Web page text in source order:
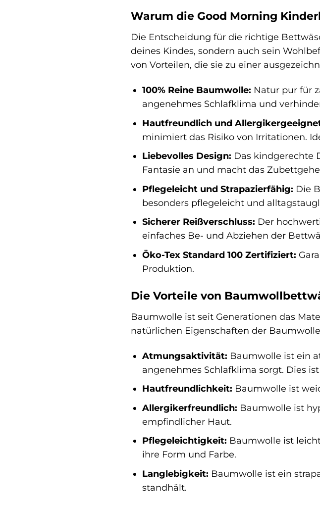
Warum die Good Morning
Die Entscheidung für die richtige
deines Kindes, sondern auch sein
von Vorteilen, die sie zu einer
100% Reine Baumwolle: Natur pur für
angenehmes Schlafklima und
Hautfreundlich und
minimiert das Risiko von Irritationen.
Liebevolles Design: Das kindgerechte
Fantasie an und macht das
Pflegeleicht und Strapazierfähig: Die
besonders pflegeleicht und
Sicherer Reißverschluss: Der
einfaches Be- und Abziehen der
Öko-Tex Standard 100 Zertifiziert:
Produktion.
Die Vorteile von
Baumwolle ist seit Generationen das
natürlichen Eigenschaften der
Atmungsaktivität: Baumwolle ist ein
angenehmes Schlafklima sorgt. Dies
Hautfreundlichkeit: Baumwolle ist
Allergikerfreundlich: Baumwolle ist
empfindlicher Haut.
Pflegeleichtigkeit: Baumwolle ist
ihre Form und Farbe.
Langlebigkeit: Baumwolle ist ein
standhält.